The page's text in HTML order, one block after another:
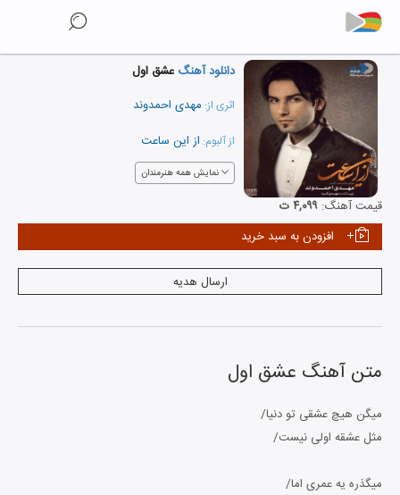
دانلود آهنگعشق اول
اثری از: مهدی احمدوند
از آلبوم: از این ساعت
نمایش همه هنرمندان
قیمت آهنگ: ۴,۰۹۹ ت
افزودن به سبد خرید
ارسال هدیه
متن آهنگ عشق اول
میگن هیچ عشقی تو دنیا/
مثل عشقه اولی نیست/
میگذره یه عمری اما/